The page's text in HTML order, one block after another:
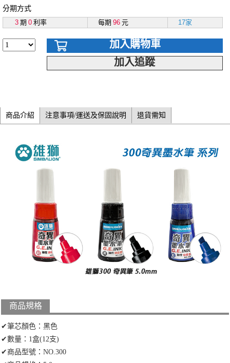
分期方式
3 期 0 利率 每期 96 元 17家
加入購物車
加入追蹤
商品介紹 注意事項/運送及保固說明 退貨需知
商品規格
✔筆芯顏色：黑色
✔數量：1盒(12支)
✔商品型號：NO.300